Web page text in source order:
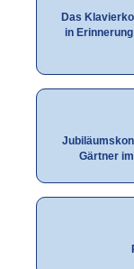
Das
in
Gärtner